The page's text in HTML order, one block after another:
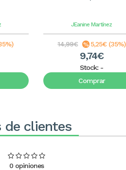
JEanine Martínez
14,99€ 5,25€ (35%)
9,74€
Stock: -
Comprar
de clientes
0 opiniones